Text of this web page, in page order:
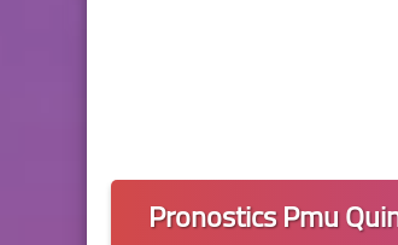
Pronostics Pmu